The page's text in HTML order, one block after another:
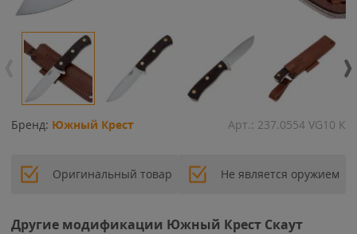
Бренд: Южный Крест Арт.: 237.0554 VG10 К
Оригинальный товар Не является оружием
Другие модификации Южный Крест Скаут